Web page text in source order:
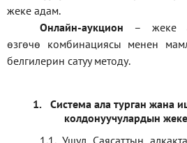
жеке адам.
Онлайн-аукцион – жеке
өзгөчө комбинациясы менен
белгилерин сатуу методу.
1. Система ала турган жана
колдонуучулардын
1.1. Ушул Саясаттын